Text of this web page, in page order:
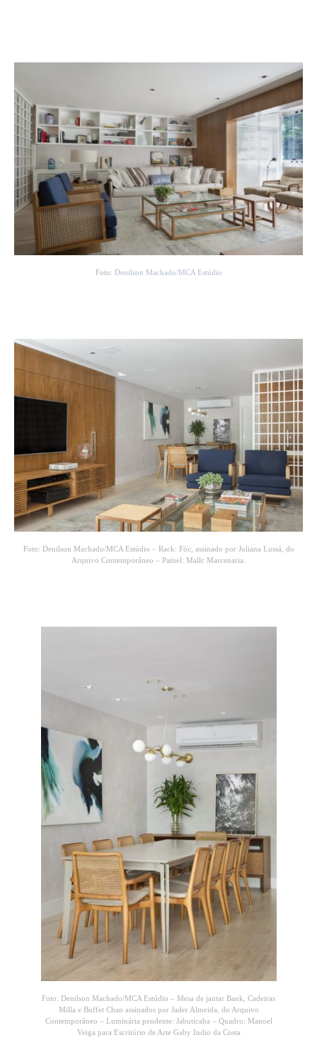
Foto: Denilson Machado/MCA Estúdio
Foto: Denilson Machado/MCA Estúdio – Rack: Fóc, assinado por Juliana Lussá, do
Arquivo Contemporâneo – Painel: Mallc Marcenaria.
Foto: Denilson Machado/MCA Estúdio – Mesa de jantar Bank, Cadeiras
Milla e Buffet Chan assinados por Jader Almeida, do Arquivo
Contemporâneo – Luminária pendente: Jabuticaba – Quadro: Manoel
Veiga para Escritório de Arte Gaby Indio da Costa